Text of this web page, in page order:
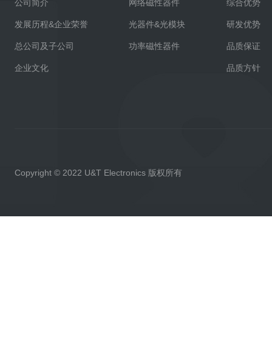
公司简介
发展历程&企业荣誉
总公司及子公司
企业文化
网络磁性器件
光器件&光模块
功率磁性器件
综合优势
研发优势
品质保证
品质方针
Copyright © 2022 U&T Electronics 版权所有